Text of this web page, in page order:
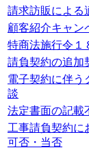
請求訪販による
顧客紹介キャン
特商法施行令１
請負契約の追加
電子契約に伴う
談
法定書面の記載
工事請負契約に
可否・当否